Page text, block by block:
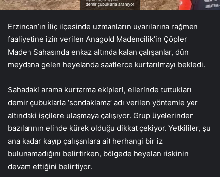
Erzincan’ın İliç ilçesinde uzmanların uyarılarına rağmen
faaliyetine izin verilen Anagold Madencilik’in Çöpler
Maden Sahasında enkaz altında kalan çalışanlar, dün
meydana gelen heyelanda saatlerce kurtarılmayı bekledi.
Sahadaki arama kurtarma ekipleri, ellerinde tuttukları
demir çubuklarla ‘sondaklama’ adı verilen yöntemle yer
altındaki işçilere ulaşmaya çalışıyor. Grup üyelerinden
bazılarının elinde kürek olduğu dikkat çekiyor. Yetkililer, şu
ana kadar kayıp çalışanlara ait herhangi bir iz
bulunamadığını belirtirken, bölgede heyelan riskinin
devam ettiğini belirtiyor.